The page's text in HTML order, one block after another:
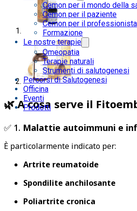
Cemon per il mondo della
Cemon per il paziente
Cemon per il professionista
Formazione
Le nostre terapie
Omeopatia
Terapie naturali
Strumenti di salutogenesi
Percorsi di Salutogenesi
Officina
Eventi
Prodotti
🌿A cosa serve il
✅ 1. Malattie autoimmuni e
È particolarmente indicato per:
Artrite reumatoide
Spondilite anchilosante
Poliartrite cronica